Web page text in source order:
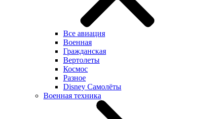
Все авиация
Военная
Гражданская
Вертолеты
Космос
Разное
Disney Самолёты
Военная техника